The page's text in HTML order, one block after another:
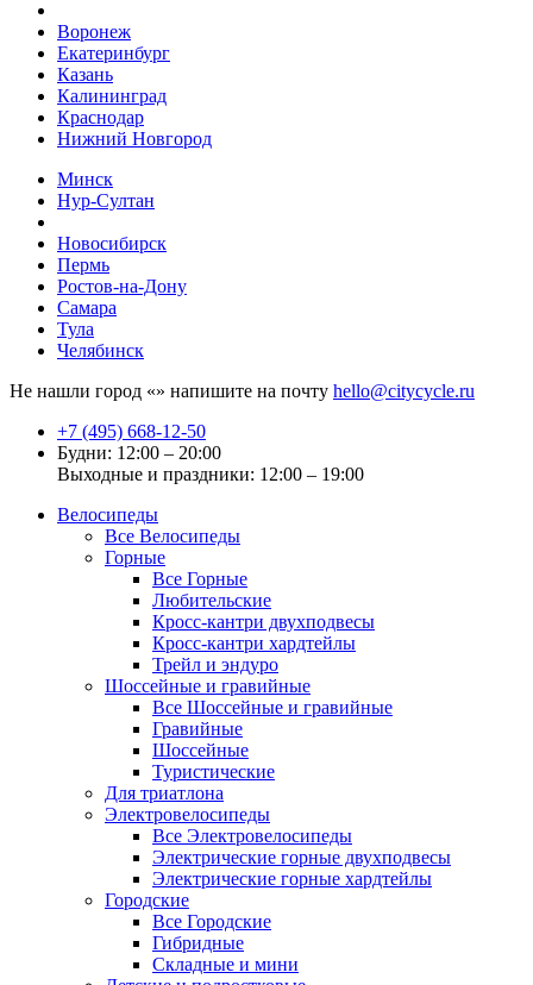
Воронеж
Екатеринбург
Казань
Калининград
Краснодар
Нижний Новгород
Минск
Нур-Султан
Новосибирск
Пермь
Ростов-на-Дону
Самара
Тула
Челябинск
Не нашли город «» напишите на почту hello@citycycle.ru
+7 (495) 668-12-50
Будни: 12:00 – 20:00
Выходные и праздники: 12:00 – 19:00
Велосипеды
Все Велосипеды
Горные
Все Горные
Любительские
Кросс-кантри двухподвесы
Кросс-кантри хардтейлы
Трейл и эндуро
Шоссейные и гравийные
Все Шоссейные и гравийные
Гравийные
Шоссейные
Туристические
Для триатлона
Электровелосипеды
Все Электровелосипеды
Электрические горные двухподвесы
Электрические горные хардтейлы
Городские
Все Городские
Гибридные
Складные и мини